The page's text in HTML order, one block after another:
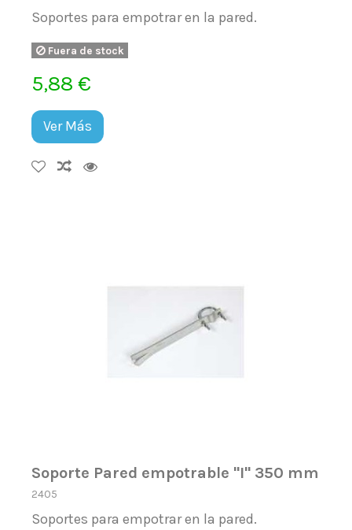
Soportes para empotrar en la pared.
Fuera de stock
5,88 €
Ver Más
Soporte Pared empotrable ''I'' 350 mm
2405
Soportes para empotrar en la pared.